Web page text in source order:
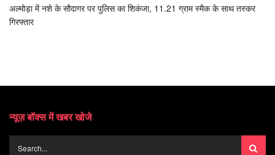
अल्मोड़ा में नशे के सौदागर पर पुलिस का शिकंजा, 11.21 ग्राम स्मैक के साथ तस्कर
गिरफ्तार
न्यूज़ बॉक्स में खबर खोजे